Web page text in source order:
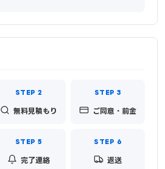
無料見積もり ご同意・前金
完了連絡 返送